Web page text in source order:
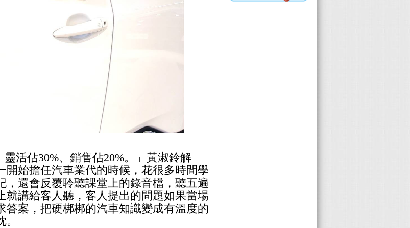
靈活佔30%、銷售佔20%。」黃淑鈴解
始擔任汽車業代的時候，花很多時間學
還會反覆聆聽課堂上的錄音檔，聽五遍
就講給客人聽，客人提出的問題如果當場
案，把硬梆梆的汽車知識變成有溫度的